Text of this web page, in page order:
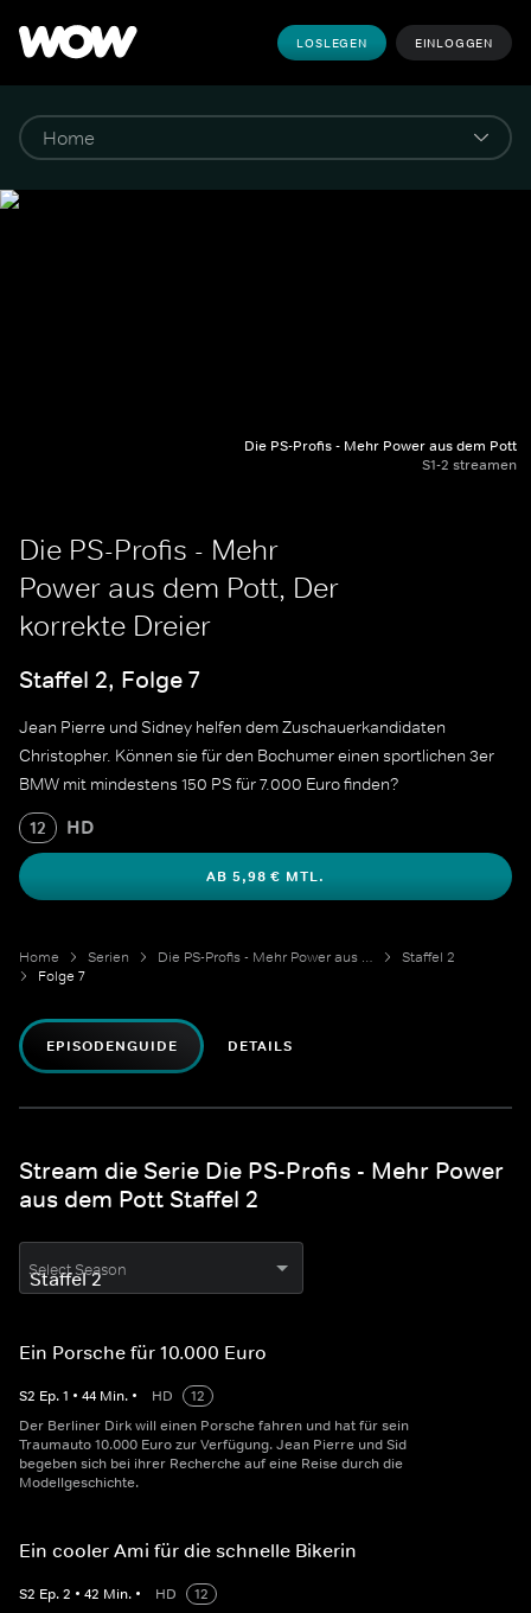
LOSLEGEN EINLOGGEN
Die PS-Profis - Mehr Power aus dem Pott
S1-2 streamen
Die PS-Profis - Mehr
Power aus dem Pott, Der
korrekte Dreier
Staffel 2, Folge 7
Jean Pierre und Sidney helfen dem Zuschauerkandidaten
Christopher. Können sie für den Bochumer einen sportlichen 3er
BMW mit mindestens 150 PS für 7.000 Euro finden?
12 HD
AB 5,98 € MTL.
Home Serien Die PS-Profis - Mehr Power aus dem Pott
Staffel 2
Folge 7
EPISODENGUIDE DETAILS
Stream die Serie Die PS-Profis - Mehr Power
aus dem Pott Staffel 2
Select Season
Ein Porsche für 10.000 Euro
S2 Ep.1 • 44 Min. • HD
12
Der Berliner Dirk will einen Porsche fahren und hat für sein
Traumauto 10.000 Euro zur Verfügung. Jean Pierre und Sid
begeben sich bei ihrer Recherche auf eine Reise durch die
Modellgeschichte.
Ein cooler Ami für die schnelle Bikerin
S2 Ep.2 • 42 Min. • HD
12